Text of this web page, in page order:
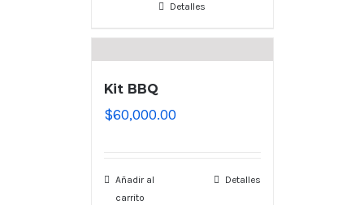
Detalles
Kit BBQ
$60,000.00
Añadir al
carrito
Detalles